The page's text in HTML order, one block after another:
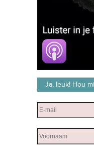
Ja, leuk! Hou